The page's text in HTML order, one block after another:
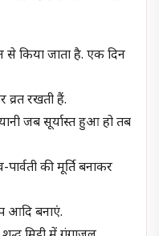
से किया जाता है. एक दिन
व्रत रखती हैं.
जब सूर्यास्त हुआ हो तब
की मूर्ति बनाकर
आदि बनाएं.